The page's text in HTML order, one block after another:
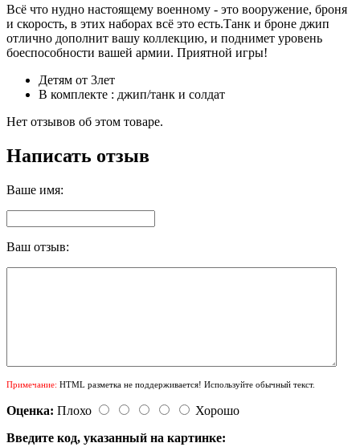
Всё что нудно настоящему военному - это вооружение, броня
и скорость, в этих наборах всё это есть.Танк и броне джип
отлично дополнит вашу коллекцию, и поднимет уровень
боеспособности вашей армии. Приятной игры!
Детям от 3лет
В комплекте : джип/танк и солдат
Нет отзывов об этом товаре.
Написать отзыв
Ваше имя:
Ваш отзыв:
Примечание: HTML разметка не поддерживается! Используйте обычный текст.
Оценка: Плохо
Хорошо
Введите код, указанный на картинке: